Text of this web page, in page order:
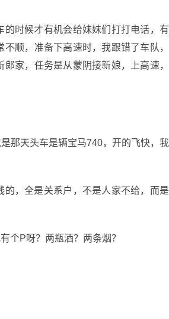
时候才有机会给妹妹们打打电话，有
顺，准备下高速时，我跟错了车队，
家，任务是从蒙阴接新娘，上高速，
那天头车是辆宝马740，开的飞快，我
，全是关系户，不是人家不给，而是
个P呀？两瓶酒？两条烟？